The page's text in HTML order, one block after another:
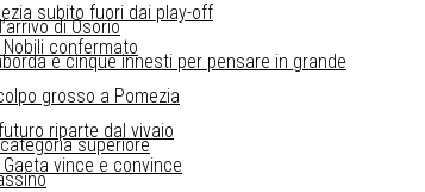
di Osorio
e cinque innesti per pensare in grande
superiore
subito fuori dai play-off
grosso a Pomezia
confermato
riparte dal vivaio
vince e convince